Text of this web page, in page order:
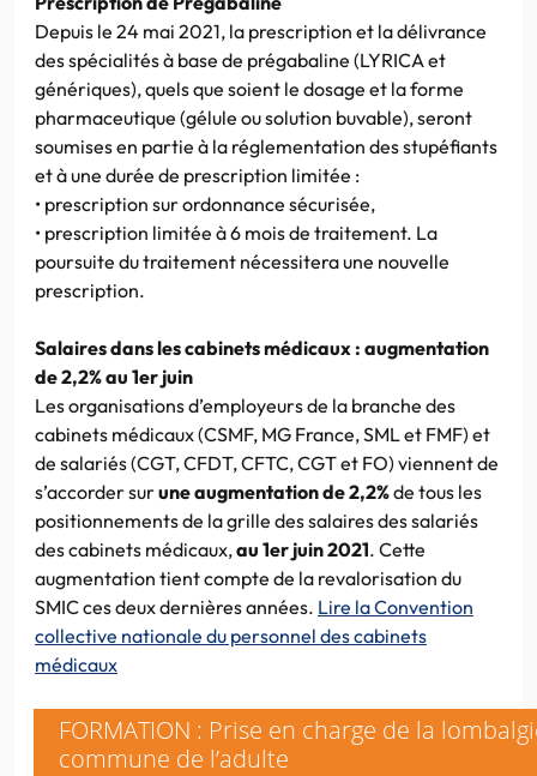
Depuis le 24 mai 2021, la prescription et la délivrance
des spécialités à base de prégabaline (LYRICA et
génériques), quels que soient le dosage et la forme
pharmaceutique (gélule ou solution buvable), seront
soumises en partie à la réglementation des stupéfiants
et à une durée de prescription limitée :
• prescription sur ordonnance sécurisée,
• prescription limitée à 6 mois de traitement. La
poursuite du traitement nécessitera une nouvelle
prescription.
Salaires dans les cabinets médicaux : augmentation
de 2,2% au 1er juin
Les organisations d’employeurs de la branche des
cabinets médicaux (CSMF, MG France, SML et FMF) et
de salariés (CGT, CFDT, CFTC, CGT et FO) viennent de
s’accorder surune augmentation de 2,2%de tous les
positionnements de la grille des salaires des salariés
des cabinets médicaux,au 1er juin 2021. Cette
augmentation tient compte de la revalorisation du
SMIC ces deux dernières années. Lire la Convention
collective nationale du personnel des cabinets
médicaux
FORMATION : Prise en charge de la
commune de l’adulte